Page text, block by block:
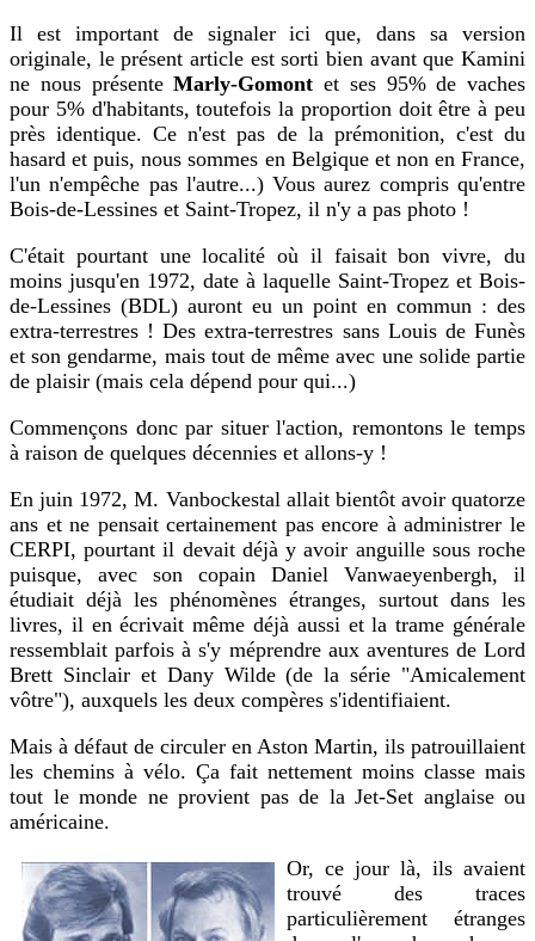
Il est important de signaler ici que, dans sa version
originale, le présent article est sorti bien avant que Kamini
ne nous présenteMarly-Gomont et ses 95% de vaches
pour 5% d'habitants, toutefois la proportion doit être à peu
près identique. Ce n'est pas de la prémonition, c'est du
hasard et puis, nous sommes en Belgique et non en France,
l'un n'empêche pas l'autre...) Vous aurez compris qu'entre
Bois-de-Lessines et Saint-Tropez, il n'y a pas photo !
C'était pourtant une localité où il faisait bon vivre, du
moins jusqu'en 1972, date à laquelle Saint-Tropez et Bois-
de-Lessines (BDL) auront eu un point en commun : des
extra-terrestres ! Des extra-terrestres sans Louis de Funès
et son gendarme, mais tout de même avec une solide partie
de plaisir (mais cela dépend pour qui...)
Commençons donc par situer l'action, remontons le temps
à raison de quelques décennies et allons-y !
En juin 1972, M. Vanbockestal allait bientôt avoir quatorze
ans et ne pensait certainement pas encore à administrer le
CERPI, pourtant il devait déjà y avoir anguille sous roche
puisque, avec son copain Daniel Vanwaeyenbergh, il
étudiait déjà les phénomènes étranges, surtout dans les
livres, il en écrivait même déjà aussi et la trame générale
ressemblait parfois à s'y méprendre aux aventures de Lord
Brett Sinclair et Dany Wilde (de la série "Amicalement
vôtre"), auxquels les deux compères s'identifiaient.
Mais à défaut de circuler en Aston Martin, ils patrouillaient
les chemins à vélo. Ça fait nettement moins classe mais
tout le monde ne provient pas de la Jet-Set anglaise ou
américaine.
Or, ce jour là, ils avaient
trouvé des traces
particulièrement étranges